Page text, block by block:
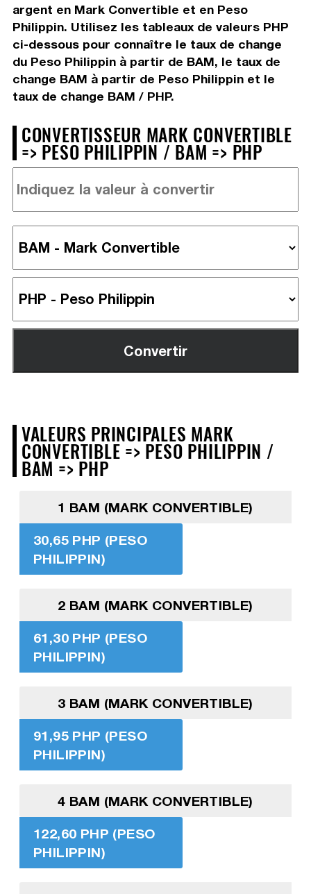
argent en Mark Convertible et en Peso
Philippin. Utilisez les tableaux de valeurs PHP
ci-dessous pour connaître le taux de change
du Peso Philippin à partir de BAM, le taux de
change BAM à partir de Peso Philippin et le
taux de change BAM / PHP.
CONVERTISSEUR MARK CONVERTIBLE
=> PESO PHILIPPIN / BAM => PHP
VALEURS PRINCIPALES MARK
CONVERTIBLE => PESO PHILIPPIN /
BAM => PHP
1 BAM (MARK CONVERTIBLE)
30,65 PHP (PESO
PHILIPPIN)
2 BAM (MARK CONVERTIBLE)
61,30 PHP (PESO
PHILIPPIN)
3 BAM (MARK CONVERTIBLE)
91,95 PHP (PESO
PHILIPPIN)
4 BAM (MARK CONVERTIBLE)
122,60 PHP (PESO
PHILIPPIN)